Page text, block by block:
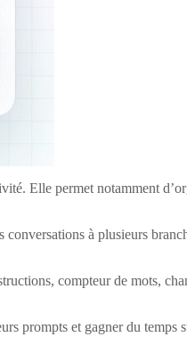
Elle permet notamment
conversations à plusieurs
compteur de mots,
prompts et gagner du temps